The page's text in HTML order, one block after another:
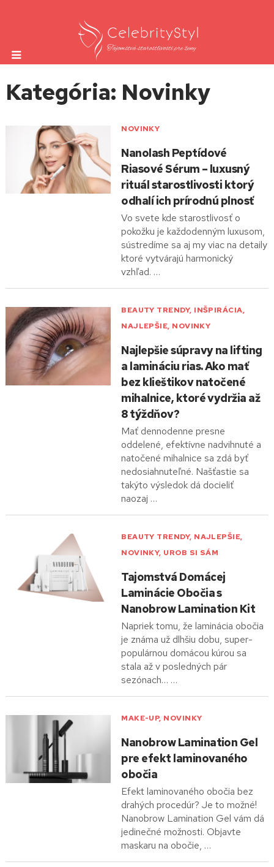
Kategória: Novinky
NOVINKY
Nanolash Peptídové
Riasové Sérum – luxusný
rituál starostlivosti ktorý
odhalí ich prírodnú plnosť
Vo svete kde starostlivosť o
pokožku je každodenným luxusom,
sústredíme sa aj my viac na detaily
ktoré vytvárajú harmonický
vzhľad. …
BEAUTY TRENDY, INŠPIRÁCIA,
NAJLEPŠIE, NOVINKY
Najlepšie súpravy na lifting
a lamináciu rias. Ako mať
bez klieštikov natočené
mihalnice, ktoré vydržia až
8 týždňov?
Mať dennodenne presne
oddelené, efektívne nadvihnuté a
natočené mihalnice sa zdá byť
nedosiahnuteľné. Našťastie sa
takýto výsledok dá docieliť
naozaj …
BEAUTY TRENDY, NAJLEPŠIE,
NOVINKY, UROB SI SÁM
Tajomstvá Domácej
Laminácie Obočia s
Nanobrow Lamination Kit
Napriek tomu, že laminácia obočia
je známa už dlhšiu dobu, super-
populárnou domácou kúrou sa
stala až v posledných pár
sezónach… …
MAKE-UP, NOVINKY
Nanobrow Lamination Gel
pre efekt laminovaného
obočia
Efekt laminovaného obočia bez
drahých procedúr? Je to možné!
Nanobrow Lamination Gel vám dá
jedinečné možnosti. Objavte
maskaru na obočie, …